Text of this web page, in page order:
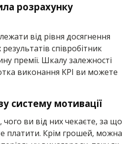
розрахунку
від рівня досягнення
співробітник
премії. Шкалу залежності
виконання KPI ви можете
систему мотивації
чого ви від них чекаєте, за що
платити. Крім грошей, можна